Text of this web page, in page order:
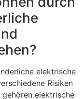
elektrische
Risiken
elektrische